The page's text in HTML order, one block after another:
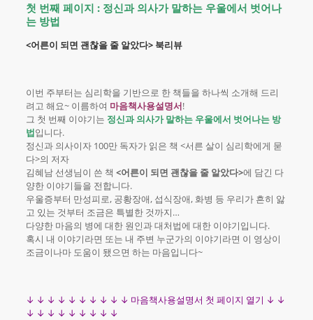
첫 번째 페이지 : 정신과 의사가 말하는 우울에서 벗어나
는 방법
<어른이 되면 괜찮을 줄 알았다> 북리뷰
이번 주부터는 심리학을 기반으로 한 책들을 하나씩 소개해 드리
려고 해요~ 이름하여 마음책사용설명서!
그 첫 번째 이야기는 정신과 의사가 말하는 우울에서 벗어나는 방
법입니다.
정신과 의사이자 100만 독자가 읽은 책 <서른 살이 심리학에게 묻
다>의 저자
김혜남 선생님이 쓴 책 <어른이 되면 괜찮을 줄 알았다>에 담긴 다
양한 이야기들을 전합니다.
우울증부터 만성피로, 공황장애, 섭식장애, 화병 등 우리가 흔히 앓
고 있는 것부터 조금은 특별한 것까지…
다양한 마음의 병에 대한 원인과 대처법에 대한 이야기입니다.
혹시 내 이야기라면 또는 내 주변 누군가의 이야기라면 이 영상이
조금이나마 도움이 됐으면 하는 마음입니다~
↓ ↓ ↓ ↓ ↓ ↓ ↓ ↓ ↓ ↓ 마음책사용설명서 첫 페이지 열기 ↓ ↓
↓ ↓ ↓ ↓ ↓ ↓ ↓ ↓ ↓